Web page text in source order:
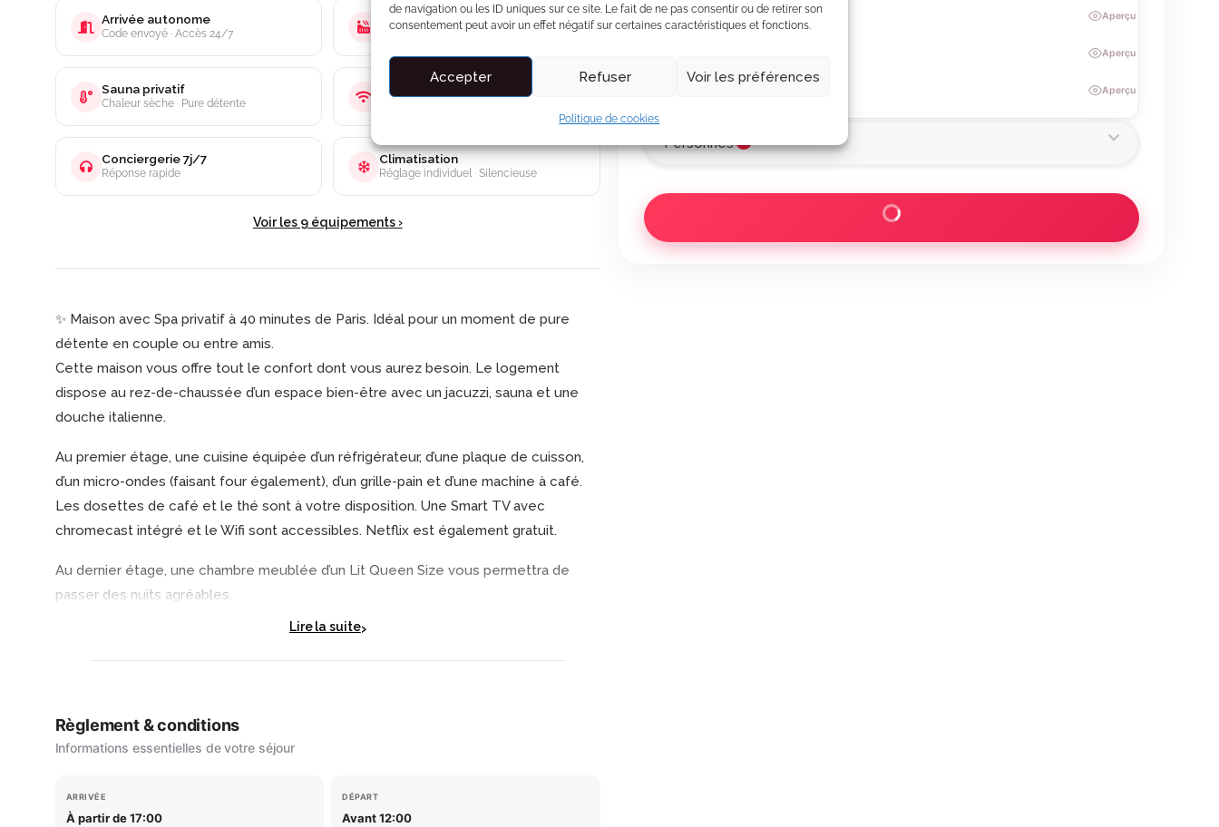
de navigation ou les ID uniques sur ce site. Le fait de ne pas consentir ou de retirer son
consentement peut avoir un effet négatif sur certaines caractéristiques et fonctions.
Accepter Refuser Voir les préférences
Politique de cookies
Arrivée autonome
Code envoyé · Accès 24/7
Jacuzzi privatif
XXL · Jets massants · LED
Sauna privatif
Chaleur sèche · Pure détente
Wifi haut débit
Conciergerie 7j/7
Réponse rapide
Climatisation
Réglage individuel · Silencieuse
Voir les 9 équipements ›
✨ Maison avec Spa privatif à 40 minutes de Paris. Idéal pour un moment de pure
détente en couple ou entre amis.
Cette maison vous offre tout le confort dont vous aurez besoin. Le logement
dispose au rez-de-chaussée d’un espace bien-être avec un jacuzzi, sauna et une
douche italienne.
Au premier étage, une cuisine équipée d’un réfrigérateur, d’une plaque de cuisson,
d’un micro-ondes (faisant four également), d’un grille-pain et d’une machine à café.
Les dosettes de café et le thé sont à votre disposition. Une Smart TV avec
chromecast intégré et le Wifi sont accessibles. Netflix est également gratuit.
Au dernier étage, une chambre meublée d’un Lit Queen Size vous permettra de
passer des nuits agréables.
Lire la suite
Règlement & conditions
Informations essentielles de votre séjour
ARRIVÉE
À partir de 17:00
DÉPART
Avant 12:00
Carte d'invitation personnalisée Aperçu
Aperçu
Aperçu
Personnes